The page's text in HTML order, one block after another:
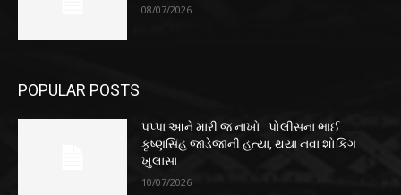
08/07/2026
POPULAR POSTS
પપ્પા આને મારી જ નાખો.. પોલીસના ભાઈ
કૃષ્ણસિંહ જાડેજાની હત્યા, થયા નવા શોકિંગ
ખુલાસા
10/07/2026